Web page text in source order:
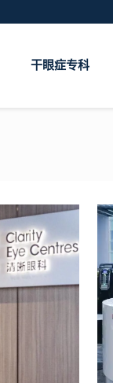
干眼症专科